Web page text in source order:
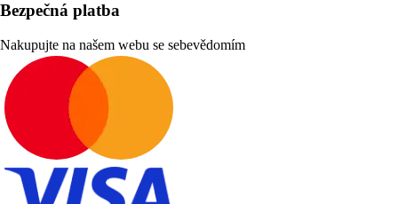
Bezpečná platba
Nakupujte na našem webu se sebevědomím